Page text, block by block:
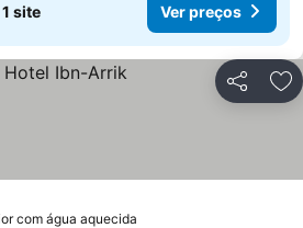
1 site Ver preços
Partilhar
com água aquecida